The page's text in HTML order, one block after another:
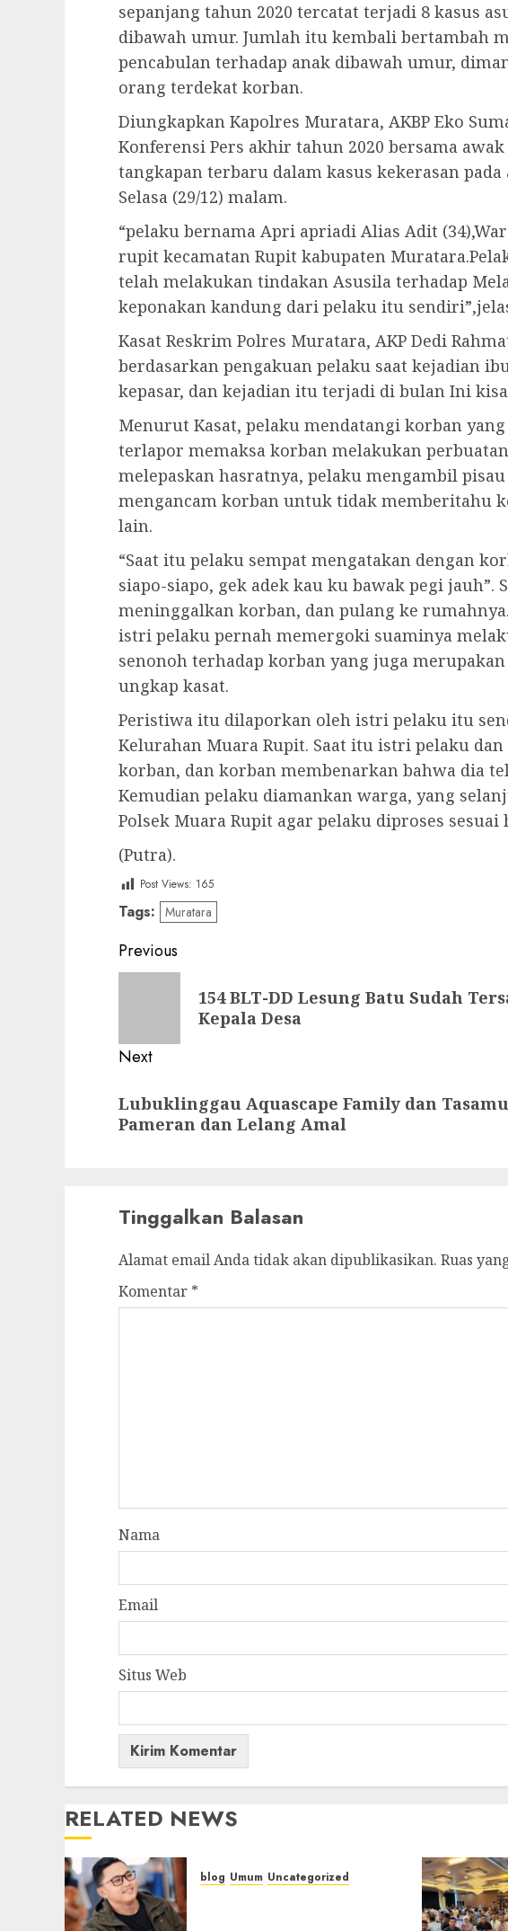
sepanjang tahun 2020 tercatat terjadi 8 kasus
dibawah umur. Jumlah itu kembali bertambah
pencabulan terhadap anak dibawah umur,
orang terdekat korban.
Diungkapkan Kapolres Muratara, AKBP Eko
Konferensi Pers akhir tahun 2020 bersama awak
tangkapan terbaru dalam kasus kekerasan
Selasa (29/12) malam.
“pelaku bernama Apri apriadi Alias Adit
rupit kecamatan Rupit kabupaten
telah melakukan tindakan Asusila terhadap
keponakan kandung dari pelaku itu
Kasat Reskrim Polres Muratara, AKP Dedi
berdasarkan pengakuan pelaku saat kejadian
kepasar, dan kejadian itu terjadi di bulan Ini
Menurut Kasat, pelaku mendatangi korban
terlapor memaksa korban melakukan
melepaskan hasratnya, pelaku mengambil
mengancam korban untuk tidak memberitahu
lain.
“Saat itu pelaku sempat mengatakan dengan
siapo-siapo, gek adek kau ku bawak pegi jauh”.
meninggalkan korban, dan pulang ke
istri pelaku pernah memergoki suaminya
senonoh terhadap korban yang juga
ungkap kasat.
Peristiwa itu dilaporkan oleh istri pelaku itu
Kelurahan Muara Rupit. Saat itu istri pelaku dan
korban, dan korban membenarkan bahwa dia
Kemudian pelaku diamankan warga, yang
Polsek Muara Rupit agar pelaku diproses
(Putra).
Post Views: 165
Tags: Muratara
Post
navigation
Previous
154 BLT-DD Lesung Batu Sudah
Kepala Desa
Next
post:
Lubuklinggau Aquascape Family dan
Pameran dan Lelang Amal
Tinggalkan Balasan
Alamat email Anda tidak akan dipublikasikan. Ruas
Komentar *
Nama
Email
Situs Web
RELATED NEWS
blog Umum Uncategorized